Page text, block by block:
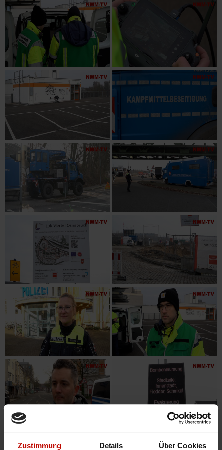
Zustimmung Details Über Cookies